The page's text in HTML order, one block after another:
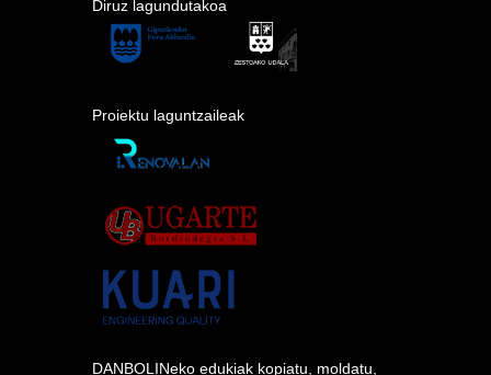
Diruz lagundutakoa
Proiektu laguntzaileak
DANBOLINeko edukiak kopiatu, moldatu,